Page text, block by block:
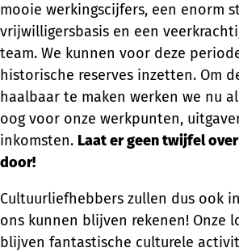
mooie werkingscijfers, een enorm
vrijwilligersbasis en een
team. We kunnen voor deze
historische reserves inzetten. Om
haalbaar te maken werken we nu
oog voor onze werkpunten,
inkomsten. Laat er geen twijfel
door!
Cultuurliefhebbers zullen dus ook
ons kunnen blijven rekenen! Onze
blijven fantastische culturele